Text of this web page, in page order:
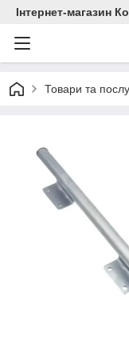
Інтернет-магазин
Товари та